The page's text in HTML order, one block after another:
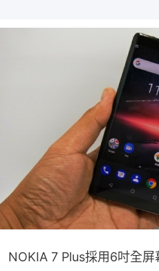
NOKIA 7 Plus採用6吋全